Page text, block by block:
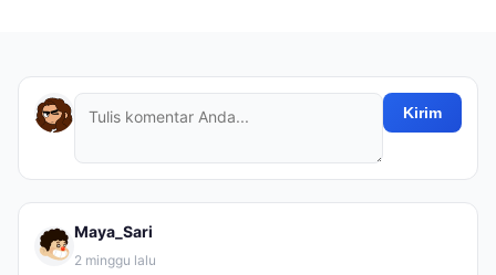
Kirim
Maya_Sari
2 minggu lalu